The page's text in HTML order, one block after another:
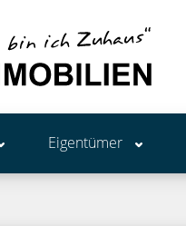
Eigentümer